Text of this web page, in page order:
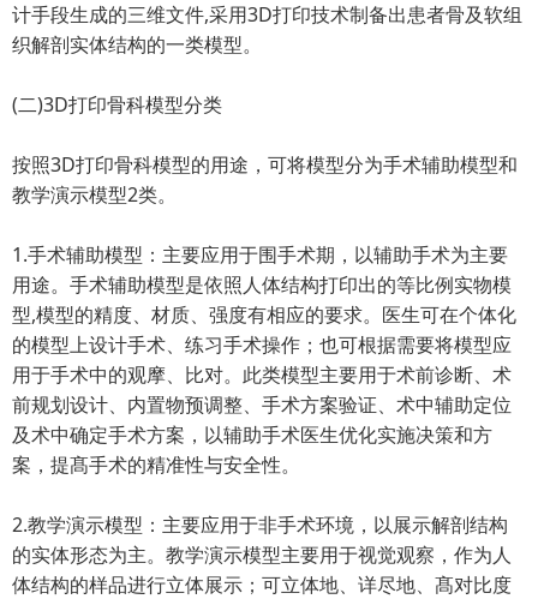
计手段生成的三维文件,采用3D打印技术制备出患者骨及软组
织解剖实体结构的一类模型。
(二)3D打印骨科模型分类
按照3D打印骨科模型的用途，可将模型分为手术辅助模型和
教学演示模型2类。
1.手术辅助模型：主要应用于围手术期，以辅助手术为主要
用途。手术辅助模型是依照人体结构打印出的等比例实物模
型,模型的精度、材质、强度有相应的要求。医生可在个体化
的模型上设计手术、练习手术操作；也可根据需要将模型应
用于手术中的观摩、比对。此类模型主要用于术前诊断、术
前规划设计、内置物预调整、手术方案验证、术中辅助定位
及术中确定手术方案，以辅助手术医生优化实施决策和方
案，提髙手术的精准性与安全性。
2.教学演示模型：主要应用于非手术环境，以展示解剖结构
的实体形态为主。教学演示模型主要用于视觉观察，作为人
体结构的样品进行立体展示；可立体地、详尽地、髙对比度